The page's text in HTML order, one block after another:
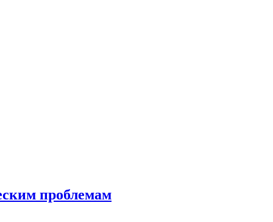
проблемам